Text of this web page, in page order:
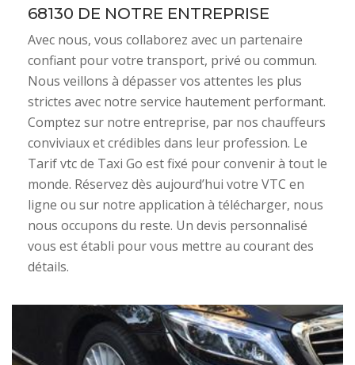
68130 DE NOTRE ENTREPRISE
Avec nous, vous collaborez avec un partenaire
confiant pour votre transport, privé ou commun.
Nous veillons à dépasser vos attentes les plus
strictes avec notre service hautement performant.
Comptez sur notre entreprise, par nos chauffeurs
conviviaux et crédibles dans leur profession. Le
Tarif vtc de Taxi Go est fixé pour convenir à tout le
monde. Réservez dès aujourd’hui votre VTC en
ligne ou sur notre application à télécharger, nous
nous occupons du reste. Un devis personnalisé
vous est établi pour vous mettre au courant des
détails.